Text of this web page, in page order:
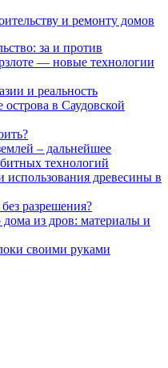
и ремонту домов
за и против
— новые технологии
и реальность
в Саудовской
– дальнейшее
технологий
использования древесины в
разрешения?
из дров: материалы и
своими руками